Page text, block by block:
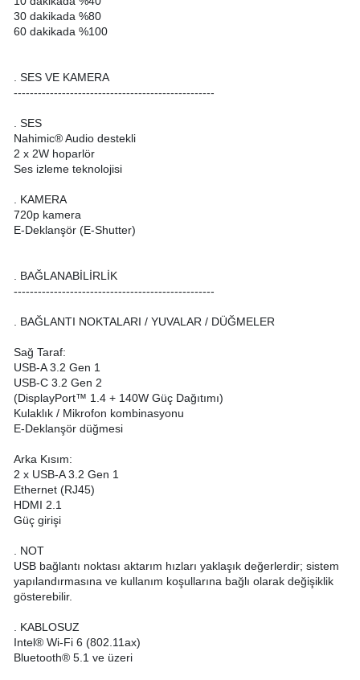
30 dakikada %80
60 dakikada %100
. SES VE KAMERA
--------------------------------------------------
. SES
Nahimic® Audio destekli
2 x 2W hoparlör
Ses izleme teknolojisi
. KAMERA
720p kamera
E-Deklanşör (E-Shutter)
. BAĞLANABİLİRLİK
--------------------------------------------------
. BAĞLANTI NOKTALARI / YUVALAR / DÜĞMELER
Sağ Taraf:
USB-A 3.2 Gen 1
USB-C 3.2 Gen 2
(DisplayPort™ 1.4 + 140W Güç Dağıtımı)
Kulaklık / Mikrofon kombinasyonu
E-Deklanşör düğmesi
Arka Kısım:
2 x USB-A 3.2 Gen 1
Ethernet (RJ45)
HDMI 2.1
Güç girişi
. NOT
USB bağlantı noktası aktarım hızları yaklaşık değerlerdir; sistem
yapılandırmasına ve kullanım koşullarına bağlı olarak değişiklik
gösterebilir.
. KABLOSUZ
Intel® Wi-Fi 6 (802.11ax)
Bluetooth® 5.1 ve üzeri